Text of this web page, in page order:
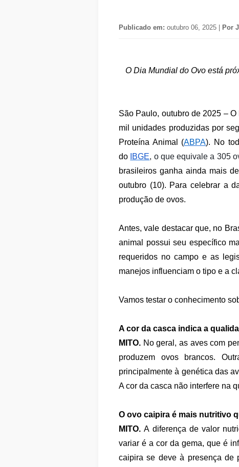
Publicado em: outubro 06, 2025 | Por
O Dia Mundial do Ovo está
São Paulo, outubro de 2025 – O
mil unidades produzidas por
Proteína Animal (ABPA). No
do IBGE, o que equivale a 305
brasileiros ganha ainda mais
outubro (10). Para celebrar a
produção de ovos.
Antes, vale destacar que, no
animal possui seu específico
requeridos no campo e as
manejos influenciam o tipo e a
Vamos testar o conhecimento
A cor da casca indica a
MITO. No geral, as aves com
produzem ovos brancos.
principalmente à genética das
A cor da casca não interfere na
O ovo caipira é mais nutritivo
MITO. A diferença de valor
variar é a cor da gema, que é
caipira se deve à presença de